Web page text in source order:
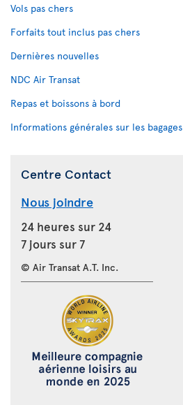
Vols pas chers
Forfaits tout inclus pas chers
Dernières nouvelles
NDC Air Transat
Repas et boissons à bord
Informations générales sur les bagages
Centre Contact
Nous joindre
24 heures sur 24
7 jours sur 7
© Air Transat A.T. Inc.